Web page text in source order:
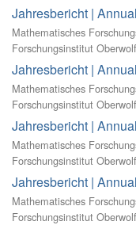
Jahresbericht |
Mathematisches
Forschungsinstitut
Jahresbericht |
Mathematisches
Forschungsinstitut
Jahresbericht |
Mathematisches
Forschungsinstitut
Jahresbericht |
Mathematisches
Forschungsinstitut